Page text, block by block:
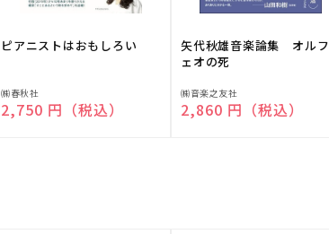
ピアニストはおもしろい
販
売
㈱春秋社
通常価格
2,750 円（税込）
矢代秋雄音楽論集 オルフ
ェオの死
販
売
㈱音楽之友社
通常価格
2,860 円（税込）